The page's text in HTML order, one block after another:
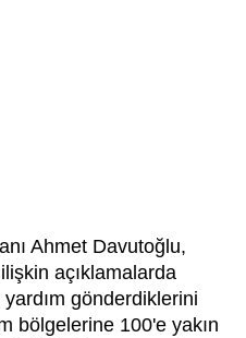
Ahmet Davutoğlu,
açıklamalarda
gönderdiklerini
bölgelerine 100'e yakın